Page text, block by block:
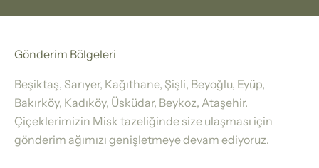
Gönderim Bölgeleri
Beşiktaş, Sarıyer, Kağıthane, Şişli, Beyoğlu, Eyüp,
Bakırköy, Kadıköy, Üsküdar, Beykoz, Ataşehir.
Çiçeklerimizin Misk tazeliğinde size ulaşması için
gönderim ağımızı genişletmeye devam ediyoruz.